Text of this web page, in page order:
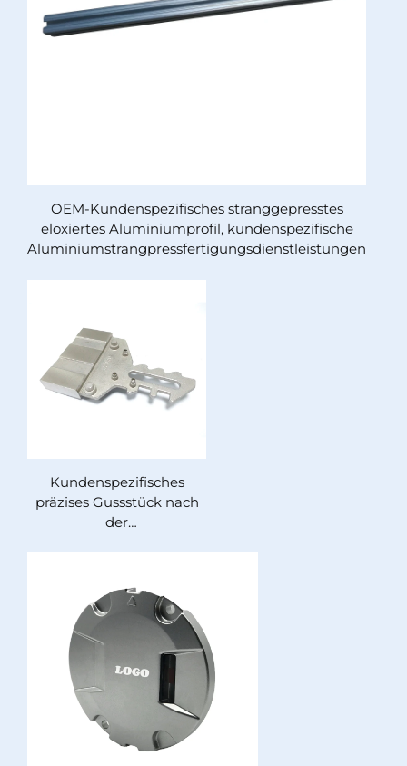
OEM-Kundenspezifisches stranggepresstes
eloxiertes Aluminiumprofil, kundenspezifische
Aluminiumstrangpressfertigungsdienstleistungen
Kundenspezifisches
präzises Gussstück nach
der